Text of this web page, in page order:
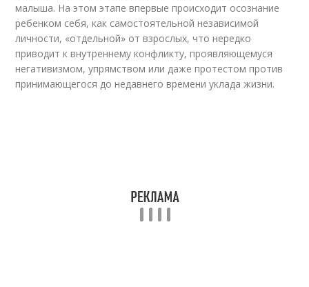
малыша. На этом этапе впервые происходит осознание
ребенком себя, как самостоятельной независимой
личности, «отдельной» от взрослых, что нередко
приводит к внутреннему конфликту, проявляющемуся
негативизмом, упрямством или даже протестом против
принимающегося до недавнего времени уклада жизни.